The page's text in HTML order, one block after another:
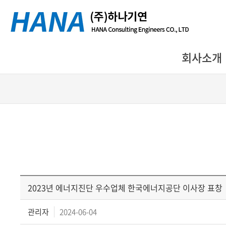
회사소개
2023년 에너지진단 우수업체 한국에너지공단 이사장 표창
관리자 2024-06-04